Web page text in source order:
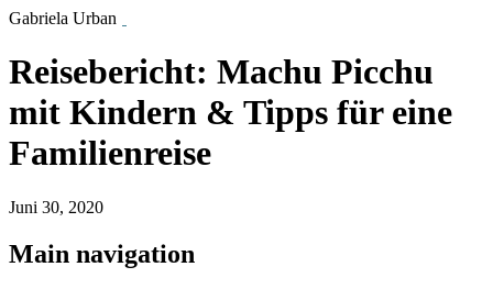
Gabriela Urban
Reisebericht: Machu Picchu
mit Kindern & Tipps für eine
Familienreise
Juni 30, 2020
Main navigation